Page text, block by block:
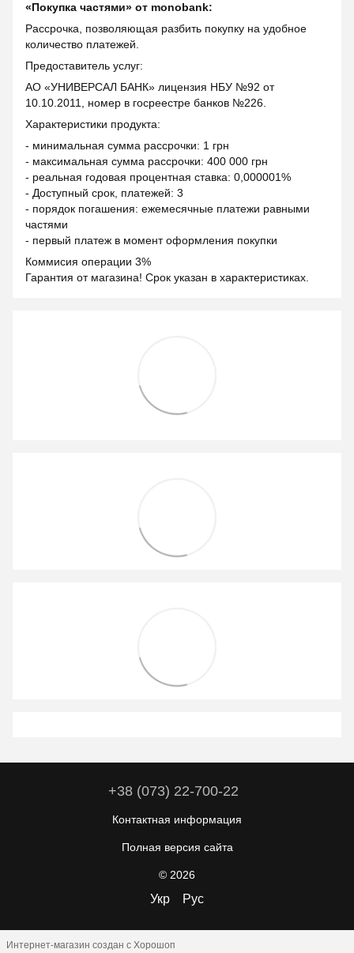
«Покупка частями» от monobank:
Рассрочка, позволяющая разбить покупку на удобное
количество платежей.
Предоставитель услуг:
АО «УНИВЕРСАЛ БАНК» лицензия НБУ №92 от
10.10.2011, номер в госреестре банков №226.
Характеристики продукта:
- минимальная сумма рассрочки: 1 грн
- максимальная сумма рассрочки: 400 000 грн
- реальная годовая процентная ставка: 0,000001%
- Доступный срок, платежей: 3
- порядок погашения: ежемесячные платежи равными
частями
- первый платеж в момент оформления покупки
Коммисия операции 3%
Гарантия от магазина! Срок указан в характеристиках.
+38 (073) 22-700-22
Контактная информация
Полная версия сайта
© 2026
Укр Рус
Интернет-магазин создан с Хорошоп